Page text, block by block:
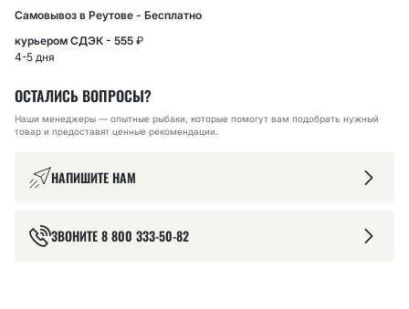
Самовывоз в Реутове - Бесплатно
курьером СДЭК - 555 ₽
4-5 дня
ОСТАЛИСЬ ВОПРОСЫ?
Наши менеджеры — опытные рыбаки, которые помогут вам подобрать нужный
товар и предоставят ценные рекомендации.
НАПИШИТЕ НАМ
ЗВОНИТЕ8 800 333-50-82